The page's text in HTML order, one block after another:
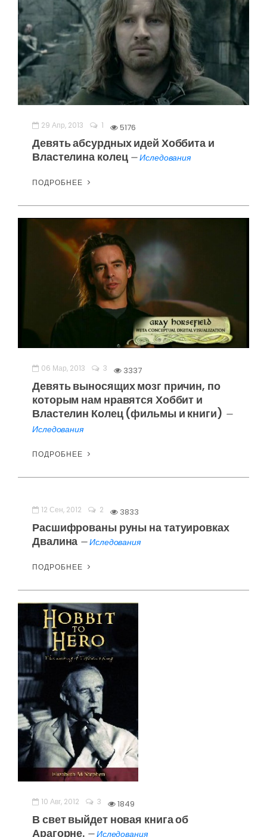
29 Апр, 2013 1 5176
Девять абсурдных идей Хоббита и
Властелина колец —Иследования
ПОДРОБНЕЕ
06 Мар, 2013 3 3337
Девять выносящих мозг причин, по
которым нам нравятся Хоббит и
Властелин Колец (фильмы и книги) —
Иследования
ПОДРОБНЕЕ
12 Сен, 2012 2 3833
Расшифрованы руны на татуировках
Двалина —Иследования
ПОДРОБНЕЕ
10 Авг, 2012 3 1849
В свет выйдет новая книга об
Арагорне. —Иследования